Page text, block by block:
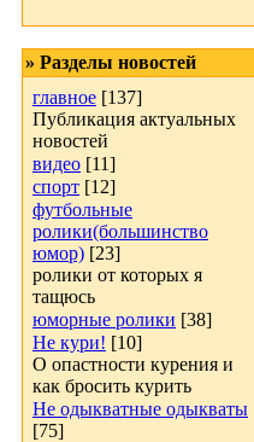
» Разделы новостей
главное [137]
Публикация актуальных
новостей
видео [11]
спорт [12]
футбольные
ролики(большинство
юмор) [23]
ролики от которых я
тащюсь
юморные ролики [38]
Не кури! [10]
О опастности курения и
как бросить курить
Не одыкватные одыкваты
[75]